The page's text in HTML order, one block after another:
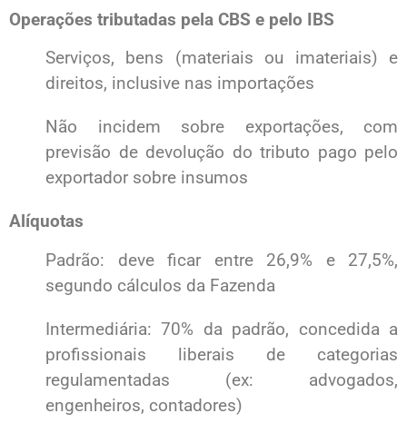
Operações tributadas pela CBS e pelo IBS
Serviços, bens (materiais ou imateriais) e
direitos, inclusive nas importações
Não incidem sobre exportações, com
previsão de devolução do tributo pago pelo
exportador sobre insumos
Alíquotas
Padrão: deve ficar entre 26,9% e 27,5%,
segundo cálculos da Fazenda
Intermediária: 70% da padrão, concedida a
profissionais liberais de categorias
regulamentadas (ex: advogados,
engenheiros, contadores)